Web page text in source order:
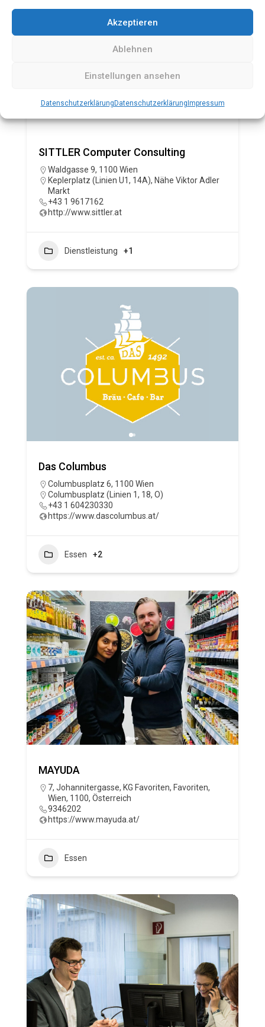
Akzeptieren
Ablehnen
Einstellungen ansehen
Datenschutzerklärung Datenschutzerklärung Impressum
SITTLER Computer Consulting
Waldgasse 9, 1100 Wien
Keplerplatz (Linien U1, 14A), Nähe Viktor Adler
Markt
+43 1 9617162
http://www.sittler.at
Dienstleistung +1
Das Columbus
Columbusplatz 6, 1100 Wien
Columbusplatz (Linien 1, 18, O)
+43 1 604230330
https://www.dascolumbus.at/
Essen +2
MAYUDA
7, Johannitergasse, KG Favoriten, Favoriten,
Wien, 1100, Österreich
9346202
https://www.mayuda.at/
Essen